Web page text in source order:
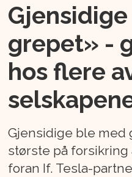
grepet» -
hos flere
Gjensidige ble med
største på forsikring
foran If. Tesla-